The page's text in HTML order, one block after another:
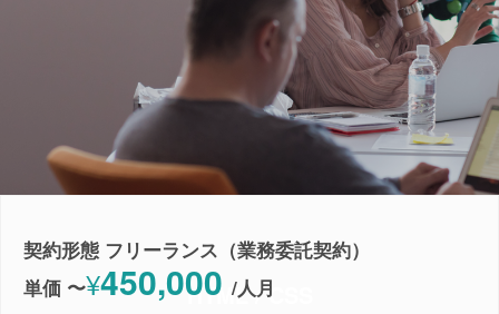
HTML / CSS
契約形態 フリーランス（業務委託契約）
単価 〜¥450,000 /人月